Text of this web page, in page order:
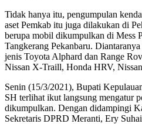
Tidak hanya itu, pengumpulan
aset Pemkab itu juga dilakukan di
berupa mobil dikumpulkan di Mess
Tangkerang Pekanbaru.
jenis Toyota Alphard dan Range
Nissan X-Traill, Honda HRV,
Senin (15/3/2021), Bupati
SH terlihat ikut langsung mengatur
dikumpulkan. Dengan didampingi
Sekretaris DPRD Meranti, Ery